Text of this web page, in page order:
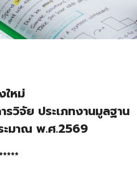
ใหม่
วิจัย ประเภทงานมูลฐาน
ะมาณ พ.ศ.2569